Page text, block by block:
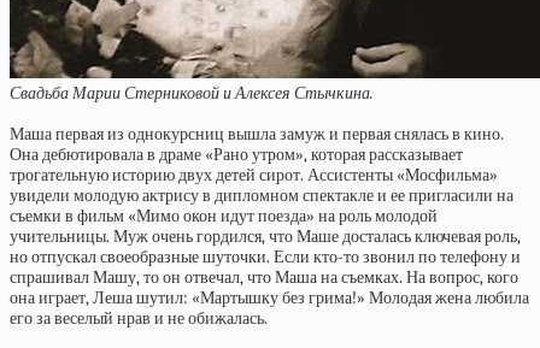
Свадьба Марии Стерниковой и Алексея Стычкина.
Маша первая из однокурсниц вышла замуж и первая снялась в кино.
Она дебютировала в драме «Рано утром», которая рассказывает
трогательную историю двух детей сирот. Ассистенты «Мосфильма»
увидели молодую актрису в дипломном спектакле и ее пригласили на
съемки в фильм «Мимо окон идут поезда» на роль молодой
учительницы. Муж очень гордился, что Маше досталась ключевая роль,
но отпускал своеобразные шуточки. Если кто-то звонил по телефону и
спрашивал Машу, то он отвечал, что Маша на съемках. На вопрос, кого
она играет, Леша шутил: «Мартышку без грима!» Молодая жена любила
его за веселый нрав и не обижалась.